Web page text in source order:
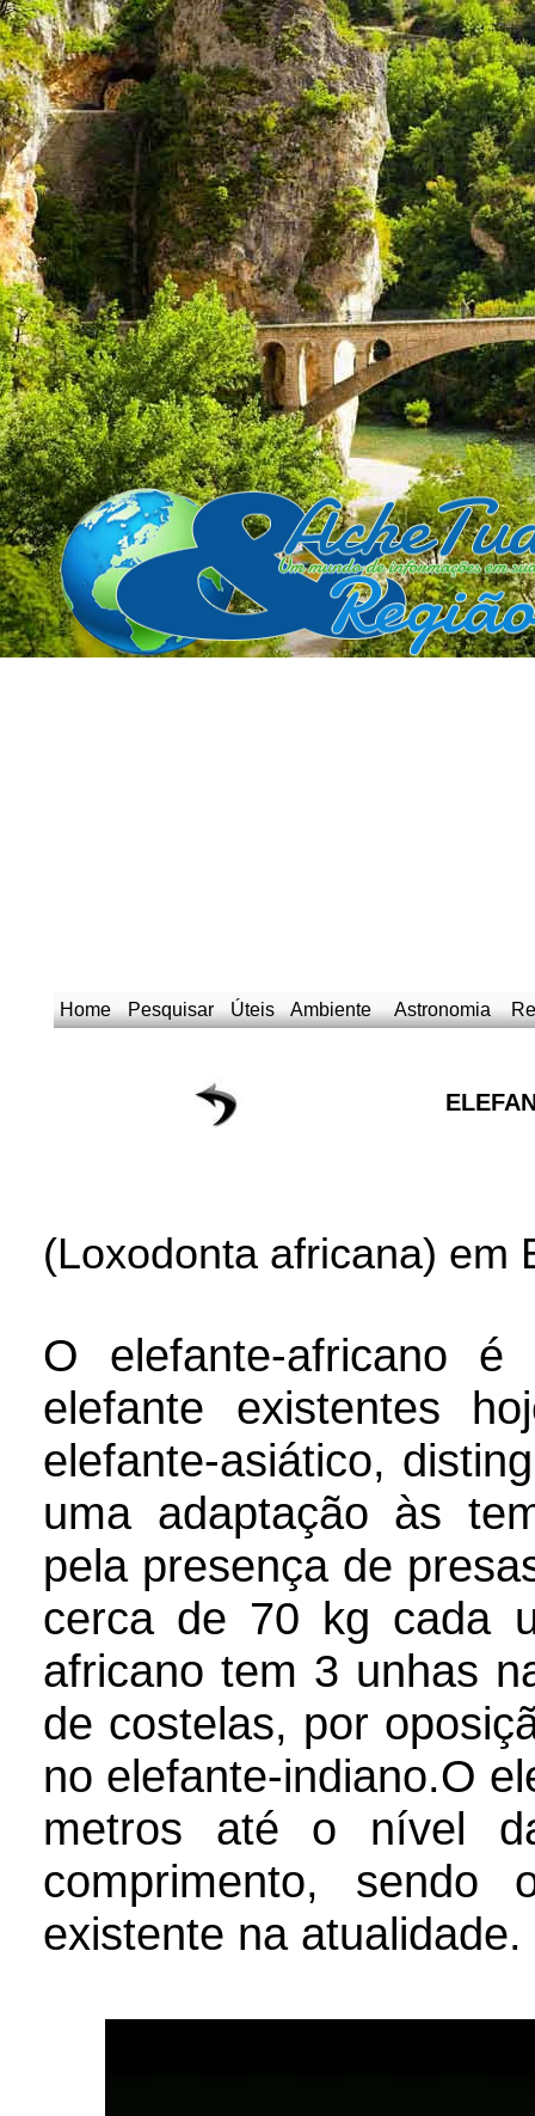
Home Pesquisar Úteis Ambiente Astronomia
(Loxodonta africana) em
O elefante-africano
elefante existentes
elefante-asiático,
uma adaptação às
pela presença de
cerca de 70 kg cada
africano tem 3 unhas
de costelas, por
no elefante-indiano.O
metros até o nível
comprimento, sendo
existente na atualidade.